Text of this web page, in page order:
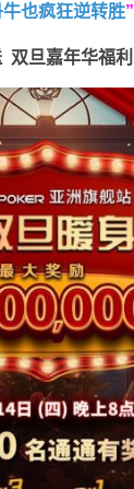
牛也疯狂逆转胜”
双旦嘉年华福利